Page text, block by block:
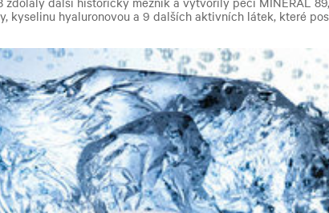
kyselinu hyaluronovou a 9 dalších aktivních látek, které